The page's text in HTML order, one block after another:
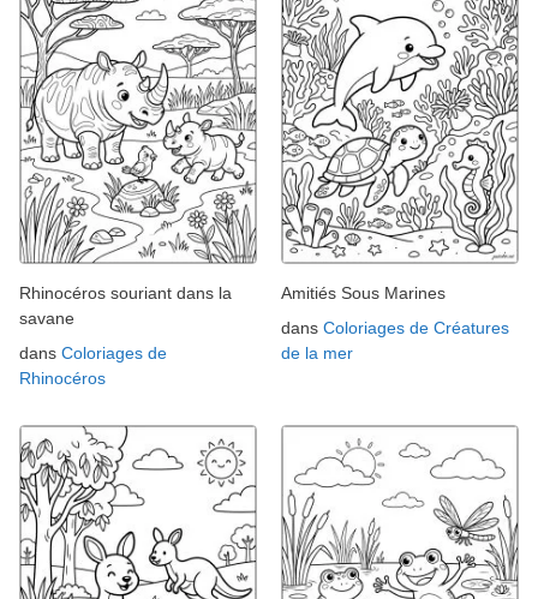
Rhinocéros souriant dans la
savane
dans Coloriages de
Rhinocéros
Amitiés Sous Marines
dans Coloriages de Créatures
de la mer